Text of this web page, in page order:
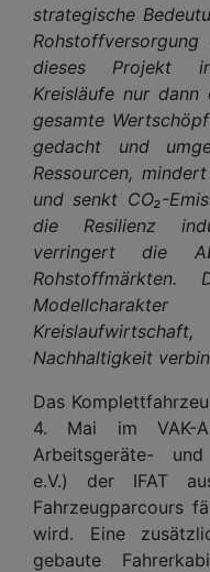
strategische
dieses Projekt
Kreisläufe nur
gesamte
gedacht und
Ressourcen,
und senkt CO₂-
die Resilienz
verringert die
Nachhaltigkeit
Das
4. Mai im VAK-
Arbeitsgeräte- und
e.V.) der IFAT
Fahrzeugparcours
wird. Eine
gebaute